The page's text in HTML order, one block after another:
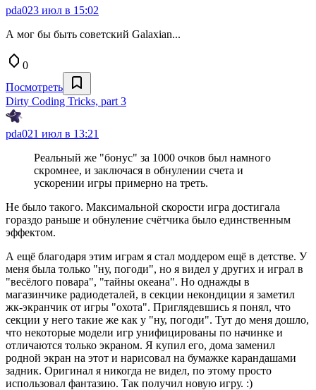
pda023 июл в 15:02
А мог бы быть советский Galaxian...
0
Посмотреть
Dirty Coding Tricks, part 3
pda021 июл в 13:21
Реальный же "бонус" за 1000 очков был намного
скромнее, и заключася в обнулении счета и
ускорении игры примерно на треть.
Не было такого. Максимальной скорости игра достигала
гораздо раньше и обнуление счётчика было единственным
эффектом.
А ещё благодаря этим играм я стал моддером ещё в детстве. У
меня была только "ну, погоди", но я видел у других и играл в
"весёлого повара", "тайны океана". Но однажды в
магазинчике радиодеталей, в секции некондиции я заметил
жк-экранчик от игры "охота". Приглядевшись я понял, что
секции у него такие же как у "ну, погоди". Тут до меня дошло,
что некоторые модели игр унифицированы по начинке и
отличаются только экраном. Я купил его, дома заменил
родной экран на этот и нарисовал на бумажке карандашами
задник. Оригинал я никогда не видел, по этому просто
использовал фантазию. Так получил новую игру. :)